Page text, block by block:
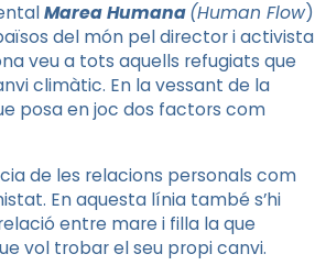
Marea Humana(Human Flow)
del món pel director i activista
veu a tots aquells refugiats que
climàtic. En lavessant de la
posa en joc dos factors com
de les relacions personals com
En aquesta línia també s’hi
entre mare i filla la que
vol trobar el seu propi canvi.